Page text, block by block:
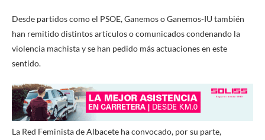
Desde partidos como el PSOE, Ganemos o Ganemos-IU también
han remitido distintos artículos o comunicados condenando la
violencia machista y se han pedido más actuaciones en este
sentido.
La Red Feminista de Albacete ha convocado, por su parte,